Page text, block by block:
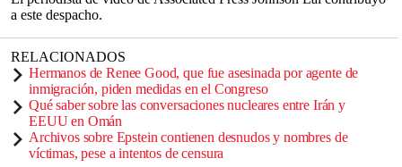
a este despacho.
RELACIONADOS
Hermanos de Renee Good, que fue asesinada por agente de
inmigración, piden medidas en el Congreso
Qué saber sobre las conversaciones nucleares entre Irán y
EEUU en Omán
Archivos sobre Epstein contienen desnudos y nombres de
víctimas, pese a intentos de censura